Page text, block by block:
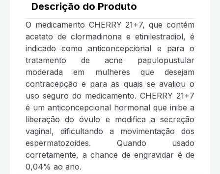
Descrição do Produto
O medicamento CHERRY 21+7, que contém
acetato de clormadinona e etinilestradiol, é
indicado como anticoncepcional e para o
tratamento de acne papulopustular
moderada em mulheres que desejam
contracepção e para as quais se avaliou o
uso seguro do medicamento. CHERRY 21+7
é um anticoncepcional hormonal que inibe a
liberação do óvulo e modifica a secreção
vaginal, dificultando a movimentação dos
espermatozoides. Quando usado
corretamente, a chance de engravidar é de
0,04% ao ano.